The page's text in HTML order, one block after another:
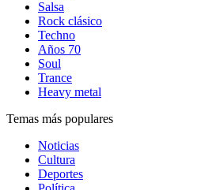
Salsa
Rock clásico
Techno
Años 70
Soul
Trance
Heavy metal
Temas más populares
Noticias
Cultura
Deportes